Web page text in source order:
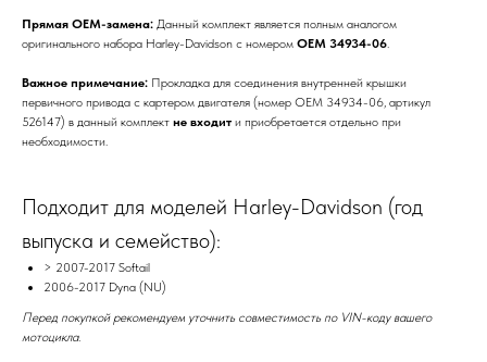
Прямая OEM-замена: Данный комплект является полным аналогом
оригинального набора Harley-Davidson с номером OEM 34934-06.
Важное примечание: Прокладка для соединения внутренней крышки
первичного привода с картером двигателя (номер OEM 34934-06, артикул
526147) в данный комплект не входит и приобретается отдельно при
необходимости.
Подходит для моделей Harley-Davidson (год
выпуска и семейство):
> 2007-2017 Softail
2006-2017 Dyna (NU)
Перед покупкой рекомендуем уточнить совместимость по VIN-коду вашего
мотоцикла.